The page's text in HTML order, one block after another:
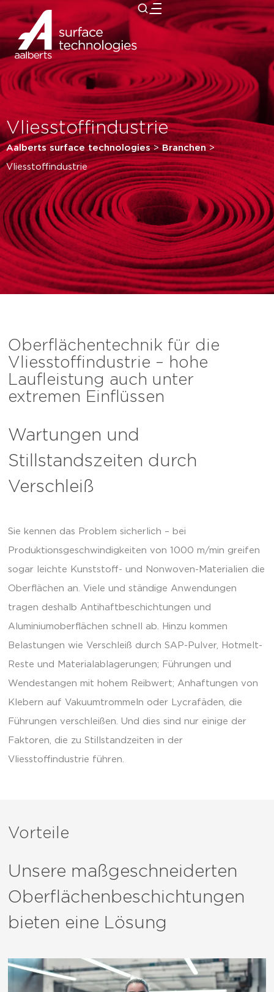
zurück
Vliesstoffindustrie
Aalberts surface technologies>Branchen>
Vliesstoffindustrie
Oberflächentechnik für die
Vliesstoffindustrie – hohe
Laufleistung auch unter
extremen Einflüssen
Wartungen und
Stillstandszeiten durch
Verschleiß
Sie kennen das Problem sicherlich – bei
Produktionsgeschwindigkeiten von 1000 m/min greifen
sogar leichte Kunststoff- und Nonwoven-Materialien die
Oberflächen an. Viele und ständige Anwendungen
tragen deshalb Antihaftbeschichtungen und
Aluminiumoberflächen schnell ab. Hinzu kommen
Belastungen wie Verschleiß durch SAP-Pulver, Hotmelt-
Reste und Materialablagerungen; Führungen und
Wendestangen mit hohem Reibwert; Anhaftungen von
Klebern auf Vakuumtrommeln oder Lycrafäden, die
Führungen verschleißen. Und dies sind nur einige der
Faktoren, die zu Stillstandzeiten in der
Vliesstoffindustrie führen.
Vorteile
Unsere maßgeschneiderten
Oberflächenbeschichtungen
bieten eine Lösung